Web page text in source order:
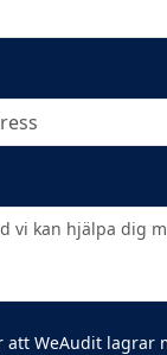
att WeAudit lagrar